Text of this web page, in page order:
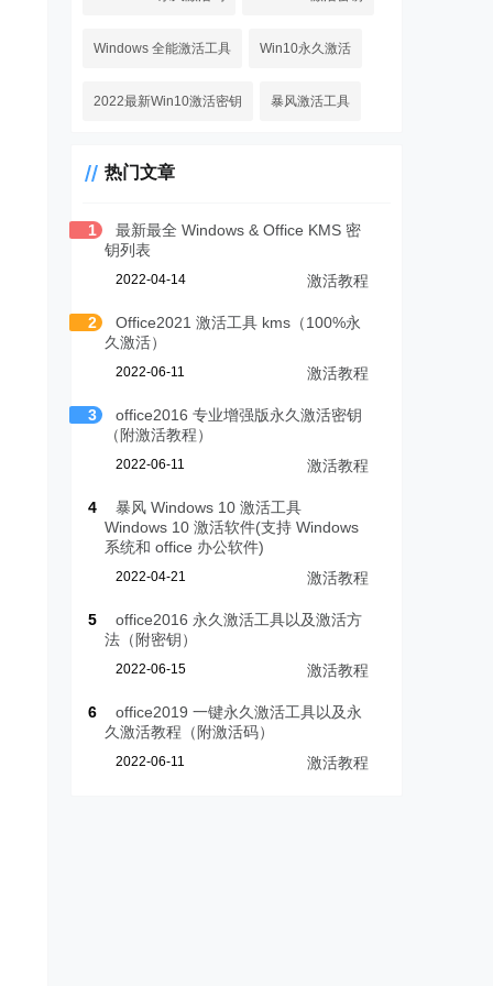
Windows 全能激活工具 Win10永久激活
2022最新Win10激活密钥 暴风激活工具
热门文章
1
最新最全 Windows & Office KMS 密
钥列表
2022-04-14 激活教程
2
Office2021 激活工具 kms（100%永
久激活）
2022-06-11 激活教程
3
office2016 专业增强版永久激活密钥
（附激活教程）
2022-06-11 激活教程
4
暴风 Windows 10 激活工具
Windows 10 激活软件(支持 Windows
系统和 office 办公软件)
2022-04-21 激活教程
5
office2016 永久激活工具以及激活方
法（附密钥）
2022-06-15 激活教程
6
office2019 一键永久激活工具以及永
久激活教程（附激活码）
2022-06-11 激活教程